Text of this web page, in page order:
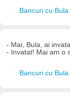
Bancuri cu Bula
- Mai, Bula, ai
- Invatat! Mai am o
Bancuri cu Bula